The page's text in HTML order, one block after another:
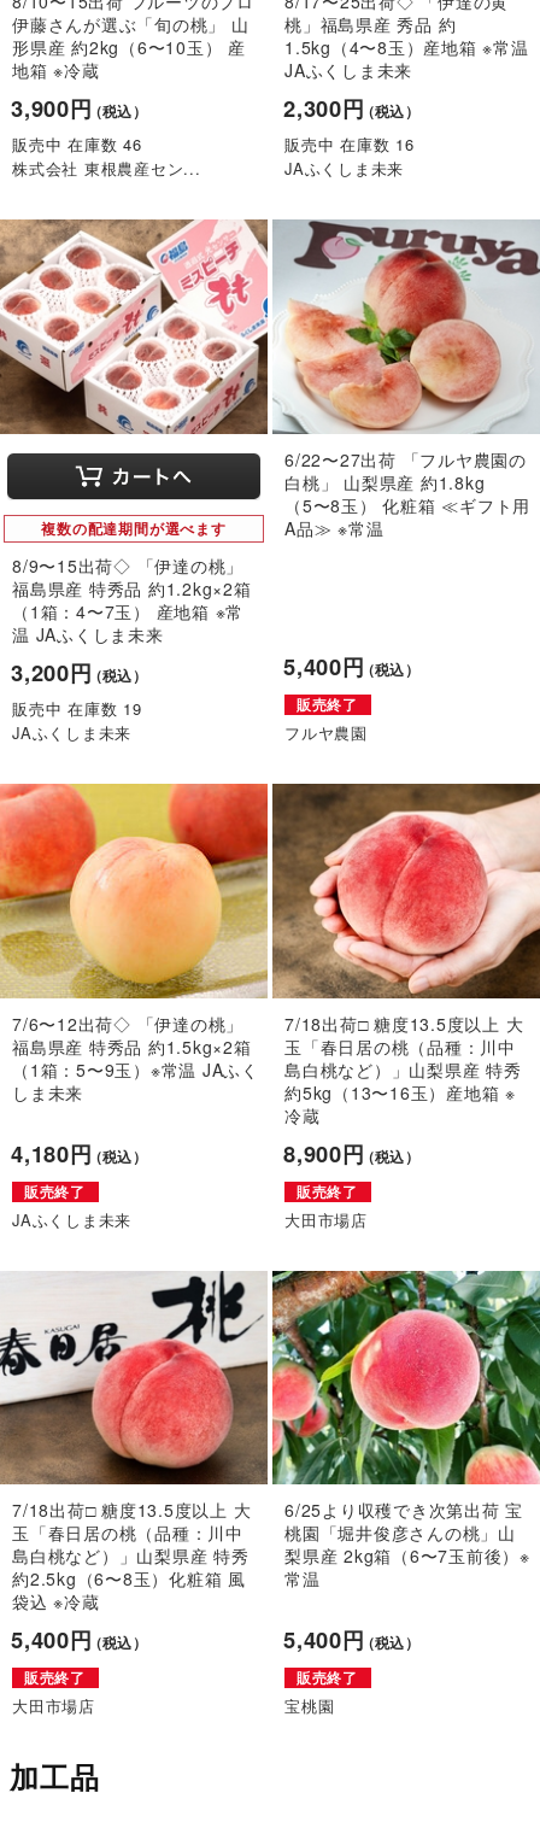
伊藤さんが選ぶ「旬の桃」 山
形県産 約2kg（6〜10玉） 産
地箱 ※冷蔵
3,900円（税込）
販売中 在庫数 46
株式会社 東根農産セン...
桃」福島県産 秀品 約
1.5kg（4〜8玉）産地箱 ※常温
JAふくしま未来
2,300円（税込）
販売中 在庫数 16
JAふくしま未来
複数の配達期間が選べます
8/9〜15出荷◇ 「伊達の桃」
福島県産 特秀品 約1.2kg×2箱
（1箱：4〜7玉） 産地箱 ※常
温 JAふくしま未来
3,200円（税込）
販売中 在庫数 19
JAふくしま未来
6/22〜27出荷 「フルヤ農園の
白桃」 山梨県産 約1.8kg
（5〜8玉） 化粧箱 ≪ギフト用
A品≫ ※常温
5,400円（税込）
販売終了
フルヤ農園
7/6〜12出荷◇ 「伊達の桃」
福島県産 特秀品 約1.5kg×2箱
（1箱：5〜9玉）※常温 JAふく
しま未来
4,180円（税込）
販売終了
JAふくしま未来
7/18出荷□ 糖度13.5度以上 大
玉「春日居の桃（品種：川中
島白桃など）」山梨県産 特秀
約5kg（13〜16玉）産地箱 ※
冷蔵
8,900円（税込）
販売終了
大田市場店
7/18出荷□ 糖度13.5度以上 大
玉「春日居の桃（品種：川中
島白桃など）」山梨県産 特秀
約2.5kg（6〜8玉）化粧箱 風
袋込 ※冷蔵
5,400円（税込）
販売終了
大田市場店
6/25より収穫でき次第出荷 宝
桃園「堀井俊彦さんの桃」山
梨県産 2kg箱（6〜7玉前後）※
常温
5,400円（税込）
販売終了
宝桃園
加工品